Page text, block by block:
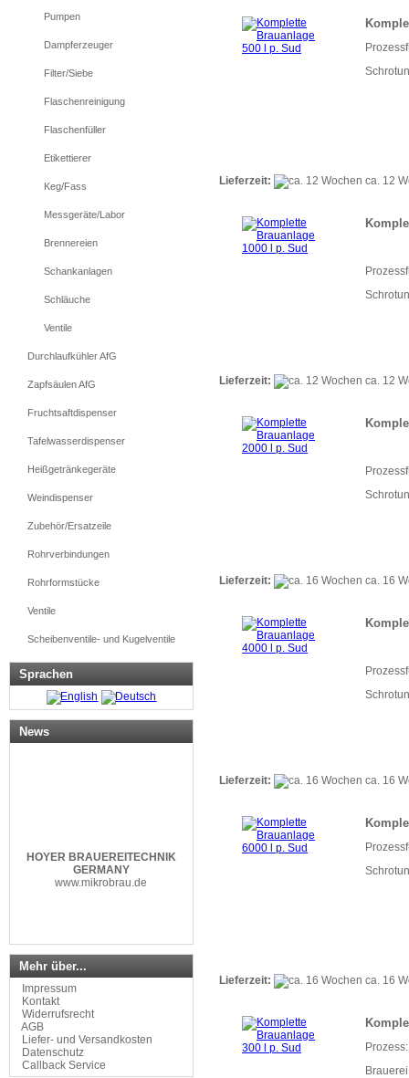
Lieferzeit: ca. 12
Lieferzeit: ca. 12
Lieferzeit: ca. 16
Lieferzeit: ca. 16
Lieferzeit: ca. 16
Pumpen
Dampferzeuger
Filter/Siebe
Flaschenreinigung
Flaschenfüller
Etikettierer
Keg/Fass
Messgeräte/Labor
Brennereien
Schankanlagen
Schläuche
Ventile
Durchlaufkühler AfG
Zapfsäulen AfG
Fruchtsaftdispenser
Tafelwasserdispenser
Heißgetränkegeräte
Weindispenser
Zubehör/Ersatzeile
Rohrverbindungen
Rohrformstücke
Ventile
Scheibenventile- und Kugelventile
Sprachen
News
HOYER BRAUEREITECHNIK
GERMANY
www.mikrobrau.de
Mehr über...
Impressum
Kontakt
Widerrufsrecht
AGB
Liefer- und Versandkosten
Datenschutz
Callback Service